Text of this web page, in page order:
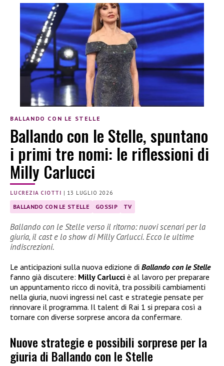
BALLANDO CON LE STELLE
Ballando con le Stelle, spuntano
i primi tre nomi: le riflessioni di
Milly Carlucci
LUCREZIA CIOTTI | 13 LUGLIO 2026
BALLANDO CON LE STELLE GOSSIP TV
Ballando con le Stelle verso il ritorno: nuovi scenari per la
giuria, il cast e lo show di Milly Carlucci. Ecco le ultime
indiscrezioni.
Le anticipazioni sulla nuova edizione di Ballando con le Stelle
fanno già discutere: Milly Carlucci è al lavoro per preparare
un appuntamento ricco di novità, tra possibili cambiamenti
nella giuria, nuovi ingressi nel cast e strategie pensate per
rinnovare il programma. Il talent di Rai 1 si prepara così a
tornare con diverse sorprese ancora da confermare.
Nuove strategie e possibili sorprese per la
giuria di Ballando con le Stelle